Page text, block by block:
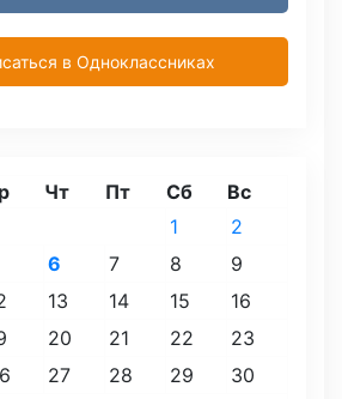
в Одноклассниках
Чт Пт Сб Вс
1
2
6 7 8
9
13 14 15
16
20 21 22
23
27 28 29
30